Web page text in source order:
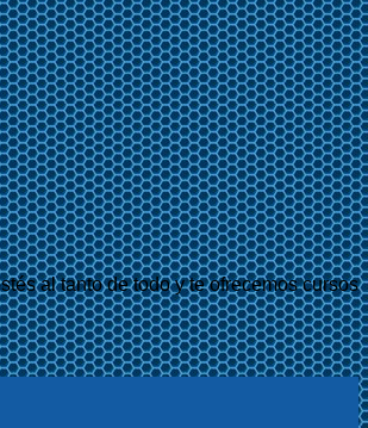
al tanto de todo y te ofrecemos cursos